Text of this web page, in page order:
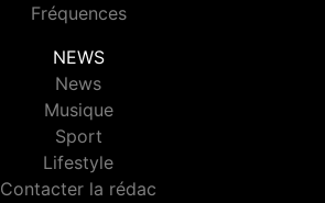
Fréquences
NEWS
News
Musique
Sport
Lifestyle
Contacter la rédac